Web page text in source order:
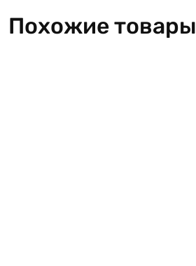
Похожие товары